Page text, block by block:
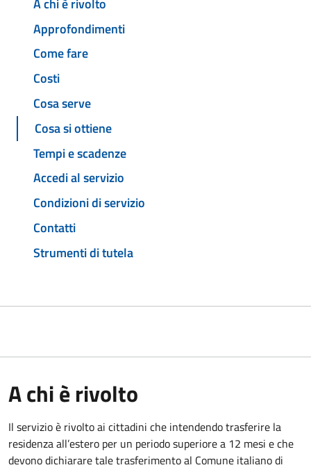
Approfondimenti
Come fare
Costi
Cosa serve
Cosa si ottiene
Tempi e scadenze
Accedi al servizio
Condizioni di servizio
Contatti
Strumenti di tutela
A chi è rivolto
Il servizio è rivolto ai cittadini che intendendo trasferire la
residenza all’estero per un periodo superiore a 12 mesi e che
devono dichiarare tale trasferimento al Comune italiano di